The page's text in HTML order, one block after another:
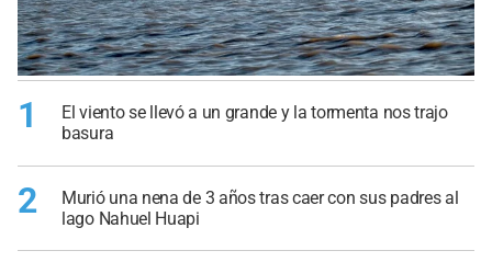
1
El viento se llevó a un grande y la tormenta nos trajo
basura
2
Murió una nena de 3 años tras caer con sus padres al
lago Nahuel Huapi